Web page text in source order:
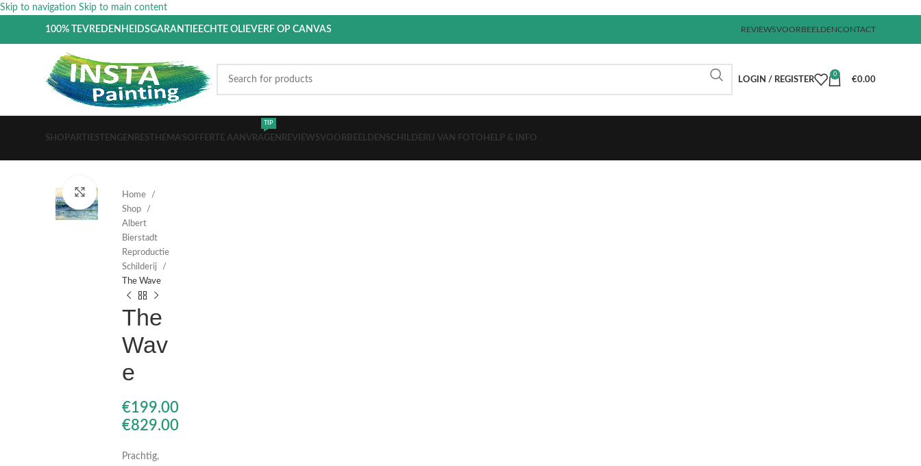
Skip to navigation Skip to main content
100% TEVREDENHEIDSGARANTIEECHTE OLIEVERF OP CANVAS REVIEWSVOORBEELDENCONTACT
LOGIN / REGISTER
0
€0.00
SHOPARTIESTEN GENRES THEMA’SOFFERTE AANVRAGEN
TIP
REVIEWSVOORBEELDEN SCHILDERIJ VAN FOTO HELP & INFO
Click to enlarge
Home
Shop
Albert
Bierstadt
Reproductie
Schilderij
The Wave
The
Wav
e
€
€
Prachtig,